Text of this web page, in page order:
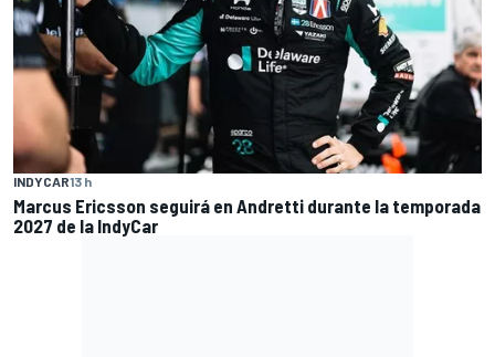
INDYCAR13 h
Marcus Ericsson seguirá en Andretti durante la temporada
2027 de la IndyCar